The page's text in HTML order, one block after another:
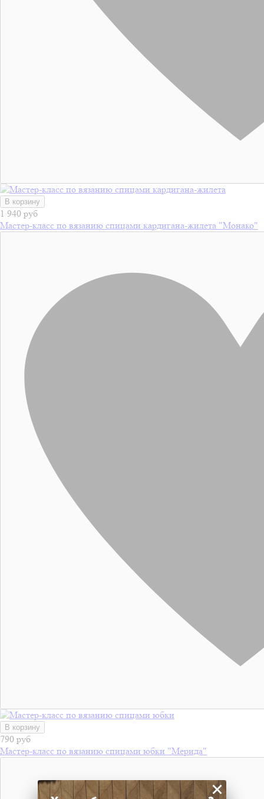
В корзину
1 940 руб
Мастер-класс по вязанию спицами кардигана-жилета "Монако"
В корзину
790 руб
Мастер-класс по вязанию спицами юбки "Мерида"
×